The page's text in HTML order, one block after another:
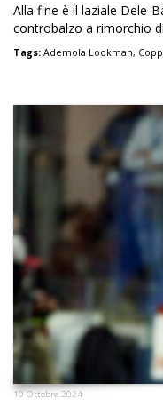
Alla fine è il laziale Dele-
controbalzo a rimorchio
Tags: Ademola Lookman,
10 Ottobre 2024